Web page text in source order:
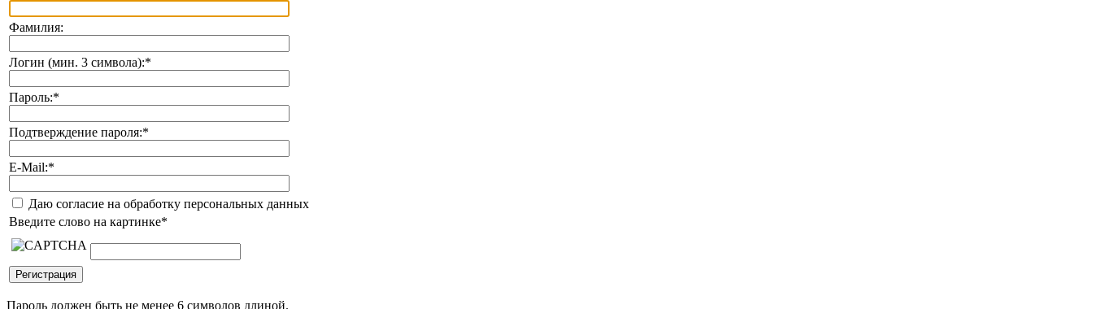
Фамилия:
Логин (мин. 3 символа):*
Пароль:*
Подтверждение пароля:*
E-Mail:*
Даю согласие на обработку персональных данных
Введите слово на картинке*
Пароль должен быть не менее 6 символов длиной.